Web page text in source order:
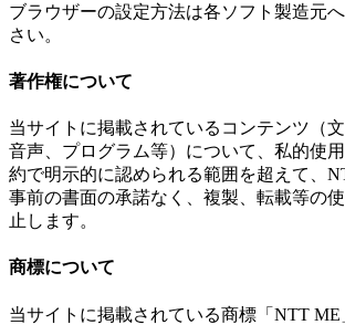
ブラウザーの設定方法は各ソフト製造元
さい。
著作権について
当サイトに掲載されているコンテンツ（文
音声、プログラム等）について、私的使
約で明示的に認められる範囲を超えて、
事前の書面の承諾なく、複製、転載等の
止します。
商標について
当サイトに掲載されている商標「NTT